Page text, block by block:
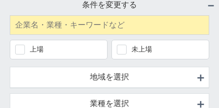
条件を変更する
上場 未上場
地域を選択
業種を選択